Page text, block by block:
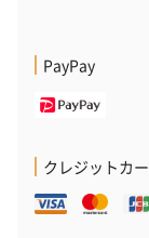
花束ハンドタオル
ンク）（1,760円）
PayPay
クレジットカ